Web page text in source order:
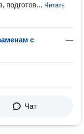
подготов... Читать
с
—
Чат